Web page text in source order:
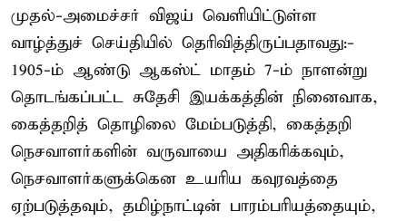
முதல்-அமைச்சர் விஜய் வெளியிட்டுள்ள
வாழ்த்துச் செய்தியில் தெரிவித்திருப்பதாவது:-
1905-ம் ஆண்டு ஆகஸ்ட் மாதம் 7-ம் நாளன்று
தொடங்கப்பட்ட சுதேசி இயக்கத்தின் நினைவாக,
கைத்தறித் தொழிலை மேம்படுத்தி, கைத்தறி
நெசவாளர்களின் வருவாயை அதிகரிக்கவும்,
நெசவாளர்களுக்கென உயரிய கவுரவத்தை
ஏற்படுத்தவும், தமிழ்நாட்டின் பாரம்பரியத்தையும்,